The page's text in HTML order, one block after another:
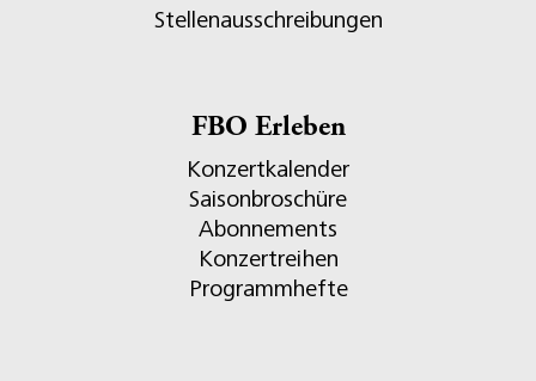
Stellenausschreibungen
FBO Erleben
Konzertkalender
Saisonbroschüre
Abonnements
Konzertreihen
Programmhefte